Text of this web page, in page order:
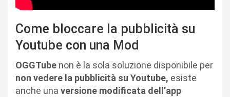
Come bloccare la pubblicità su
Youtube con una Mod
OGGTube non è la sola soluzione disponibile per
non vedere la pubblicità su Youtube, esiste
anche una versione modificata dell’app